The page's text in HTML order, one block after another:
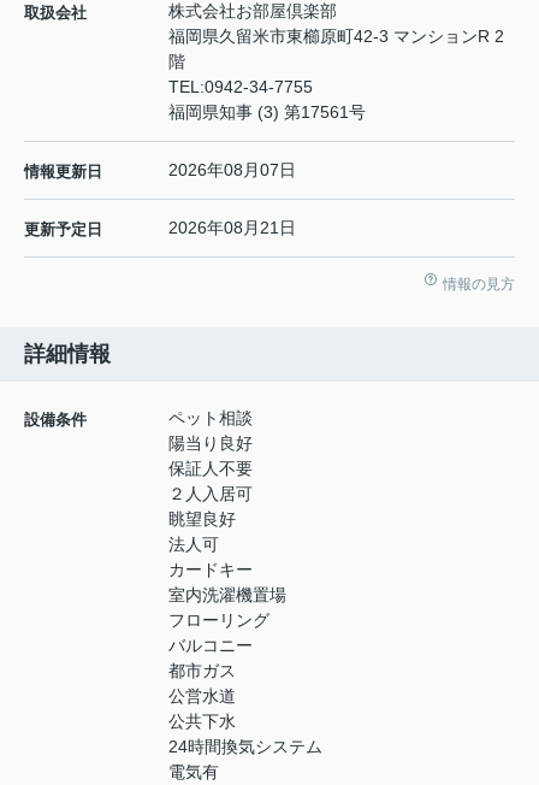
取扱会社
株式会社お部屋倶楽部
福岡県久留米市東櫛原町42-3 マンションR 2
階
TEL:0942-34-7755
福岡県知事 (3) 第17561号
情報更新日 2026年08月07日
更新予定日 2026年08月21日
情報の見方
詳細情報
設備条件
ペット相談
陽当り良好
保証人不要
２人入居可
眺望良好
法人可
カードキー
室内洗濯機置場
フローリング
バルコニー
都市ガス
公営水道
公共下水
24時間換気システム
電気有